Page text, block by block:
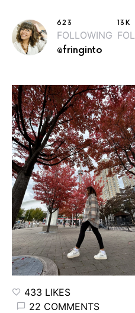
623
FOLLOWING
13K
@fringinto
433 LIKES
22 COMMENTS